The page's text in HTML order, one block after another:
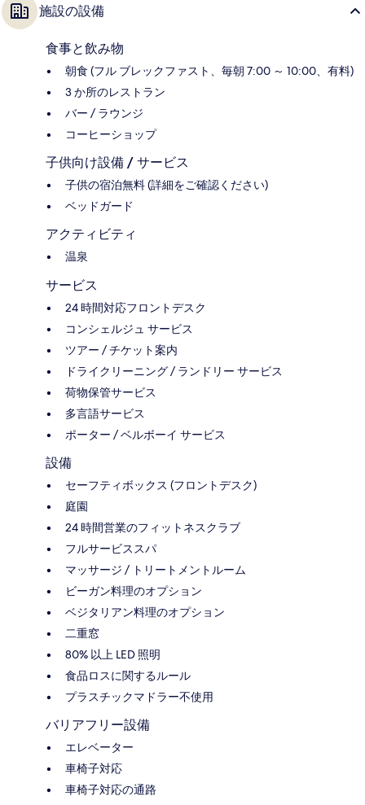
施設の設備
食事と飲み物
朝食 (フル ブレックファスト、毎朝 7:00 ～ 10:00、有料)
3 か所のレストラン
バー / ラウンジ
コーヒーショップ
子供向け設備 / サービス
子供の宿泊無料 (詳細をご確認ください)
ベッドガード
アクティビティ
温泉
サービス
24 時間対応フロントデスク
コンシェルジュ サービス
ツアー / チケット案内
ドライクリーニング / ランドリー サービス
荷物保管サービス
多言語サービス
ポーター / ベルボーイ サービス
設備
セーフティボックス (フロントデスク)
庭園
24 時間営業のフィットネスクラブ
フルサービススパ
マッサージ / トリートメントルーム
ビーガン料理のオプション
ベジタリアン料理のオプション
二重窓
80% 以上 LED 照明
食品ロスに関するルール
プラスチックマドラー不使用
バリアフリー設備
エレベーター
車椅子対応
車椅子対応の通路